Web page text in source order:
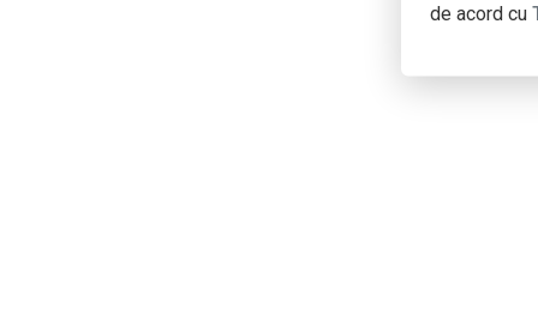
de acord cu